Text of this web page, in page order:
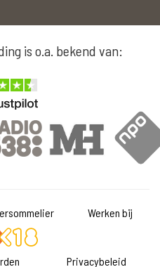
is o.a. bekend van:
Werken bij
Privacybeleid